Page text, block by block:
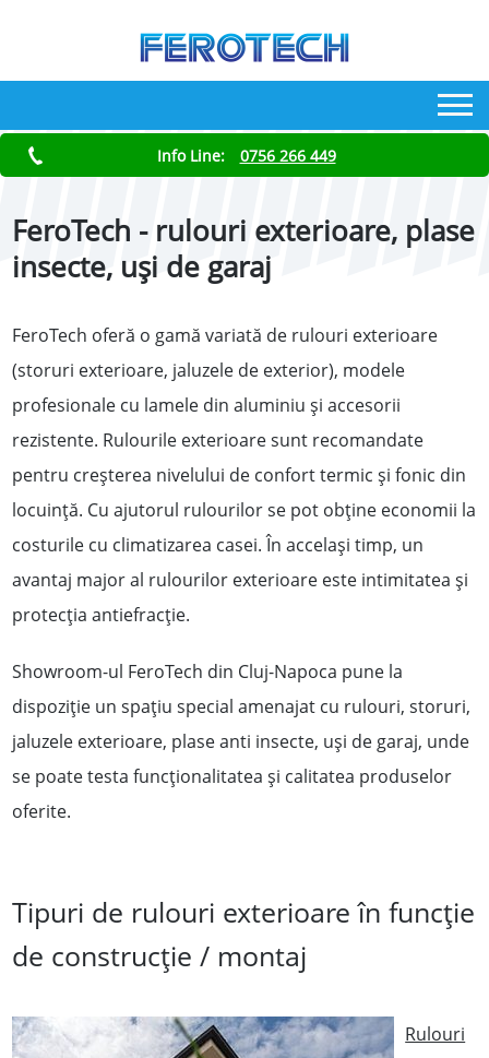
Info Line: 0756 266 449
FeroTech - rulouri exterioare, plase
insecte, uși de garaj
FeroTech oferă o gamă variată de rulouri exterioare
(storuri exterioare, jaluzele de exterior), modele
profesionale cu lamele din aluminiu și accesorii
rezistente. Rulourile exterioare sunt recomandate
pentru creșterea nivelului de confort termic și fonic din
locuință. Cu ajutorul rulourilor se pot obține economii la
costurile cu climatizarea casei. În accelași timp, un
avantaj major al rulourilor exterioare este intimitatea și
protecția antiefracție.
Showroom-ul FeroTech din Cluj-Napoca pune la
dispoziție un spaţiu special amenajat cu rulouri, storuri,
jaluzele exterioare, plase anti insecte, uși de garaj, unde
se poate testa funcționalitatea și calitatea produselor
oferite.
Tipuri de rulouri exterioare în funcție
de construcție / montaj
Rulouri